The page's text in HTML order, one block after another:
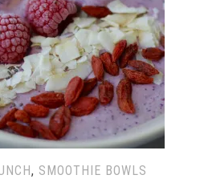
, SMOOTHIE BOWLS